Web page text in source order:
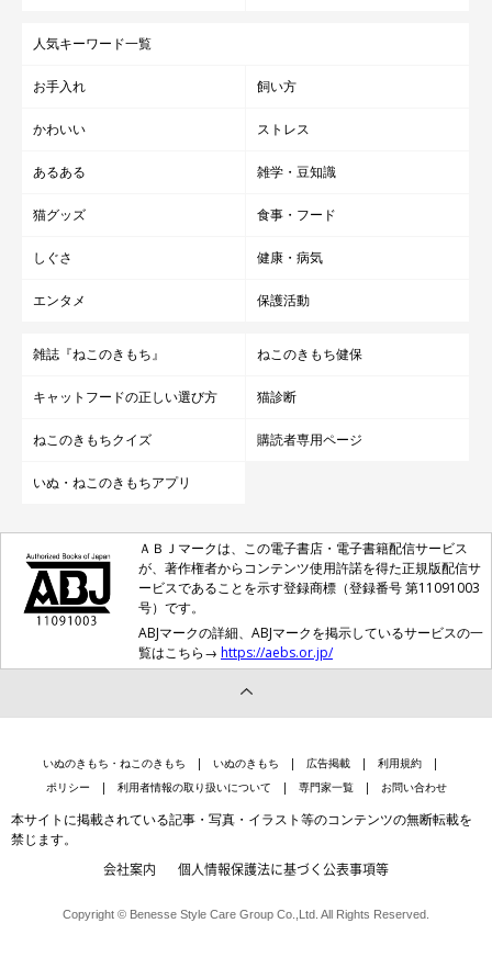
人気キーワード一覧
お手入れ 飼い方
かわいい ストレス
あるある 雑学・豆知識
猫グッズ 食事・フード
しぐさ 健康・病気
エンタメ 保護活動
雑誌『ねこのきもち』 ねこのきもち健保
キャットフードの正しい選び方 猫診断
ねこのきもちクイズ 購読者専用ページ
いぬ・ねこのきもちアプリ
ＡＢＪマークは、この電子書店・電子書籍配信サービス
が、著作権者からコンテンツ使用許諾を得た正規版配信サ
ービスであることを示す登録商標（登録番号 第11091003
号）です。
ABJマークの詳細、ABJマークを掲示しているサービスの一
覧はこちら→ https://aebs.or.jp/
いぬのきもち・ねこのきもち いぬのきもち 広告掲載
利用規約
ポリシー
利用者情報の取り扱いについて 専門家一覧 お問い合わせ
本サイトに掲載されている記事・写真・イラスト等のコンテンツの無断転載を
禁じます。
会社案内 個人情報保護法に基づく公表事項等
Copyright © Benesse Style Care Group Co.,Ltd. All Rights Reserved.